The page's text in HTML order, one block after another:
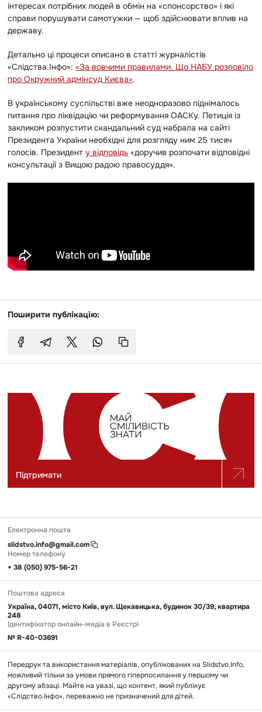
інтересах потрібних людей в обмін на «спонсорство» і які
справи порушувати самотужки — щоб здійснювати вплив на
державу.
Детально ці процеси описано в статті журналістів
«Слідства.Інфо»: «За вовчими правилами. Що НАБУ розповіло
про Окружний адмінсуд Києва».
В українському суспільстві вже неодноразово піднімалось
питання про ліквідацію чи реформування ОАСКу. Петиція із
закликом розпустити скандальний суд набрала на сайті
Президента України необхідні для розгляду ним 25 тисяч
голосів. Президент у відповідь «доручив розпочати відповідні
консультації з Вищою радою правосуддя».
Поширити публікацію:
Підтримати
Передрук та використання матеріалів, опублікованих на Slidstvo.Info,
можливий тільки за умови прямого гіперпосилання у першому чи
другому абзаці. Майте на увазі, що контент, який публікує
«Слідство.Інфо», переважно не призначений для дітей.
Електронна пошта
slidstvo.info@gmail.com
Номер телефону
+ 38 (050) 975-56-21
Поштова адреса
Україна, 04071, місто Київ, вул. Щекавицька, будинок 30/39, квартира
248
Ідентифікатор онлайн-медіа в Реєстрі
№ R-40-03691